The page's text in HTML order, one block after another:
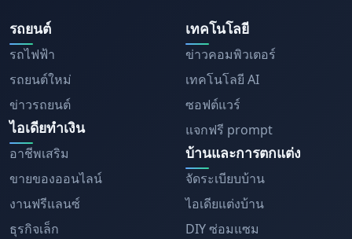
รถยนต์
รถไฟฟ้า
รถยนต์ใหม่
ข่าวรถยนต์
ไอเดียทำเงิน
อาชีพเสริม
ขายของออนไลน์
งานฟรีแลนซ์
ธุรกิจเล็ก
เทคโนโลยี
ข่าวคอมพิวเตอร์
เทคโนโลยี AI
ซอฟต์แวร์
แจกฟรี prompt
บ้านและการตกแต่ง
จัดระเบียบบ้าน
ไอเดียแต่งบ้าน
DIY ซ่อมแซม